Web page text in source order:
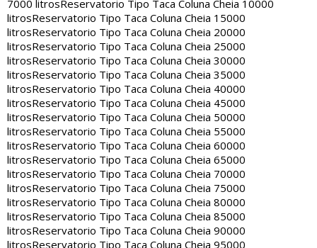
7000 litrosReservatorio Tipo Taca Coluna Cheia 10000
litrosReservatorio Tipo Taca Coluna Cheia 15000
litrosReservatorio Tipo Taca Coluna Cheia 20000
litrosReservatorio Tipo Taca Coluna Cheia 25000
litrosReservatorio Tipo Taca Coluna Cheia 30000
litrosReservatorio Tipo Taca Coluna Cheia 35000
litrosReservatorio Tipo Taca Coluna Cheia 40000
litrosReservatorio Tipo Taca Coluna Cheia 45000
litrosReservatorio Tipo Taca Coluna Cheia 50000
litrosReservatorio Tipo Taca Coluna Cheia 55000
litrosReservatorio Tipo Taca Coluna Cheia 60000
litrosReservatorio Tipo Taca Coluna Cheia 65000
litrosReservatorio Tipo Taca Coluna Cheia 70000
litrosReservatorio Tipo Taca Coluna Cheia 75000
litrosReservatorio Tipo Taca Coluna Cheia 80000
litrosReservatorio Tipo Taca Coluna Cheia 85000
litrosReservatorio Tipo Taca Coluna Cheia 90000
litrosReservatorio Tipo Taca Coluna Cheia 95000